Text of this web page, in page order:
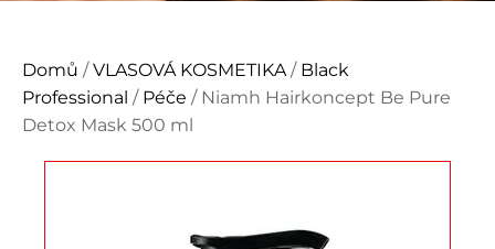
Domů /VLASOVÁ KOSMETIKA / Black
Professional / Péče / Niamh Hairkoncept Be Pure
Detox Mask 500 ml